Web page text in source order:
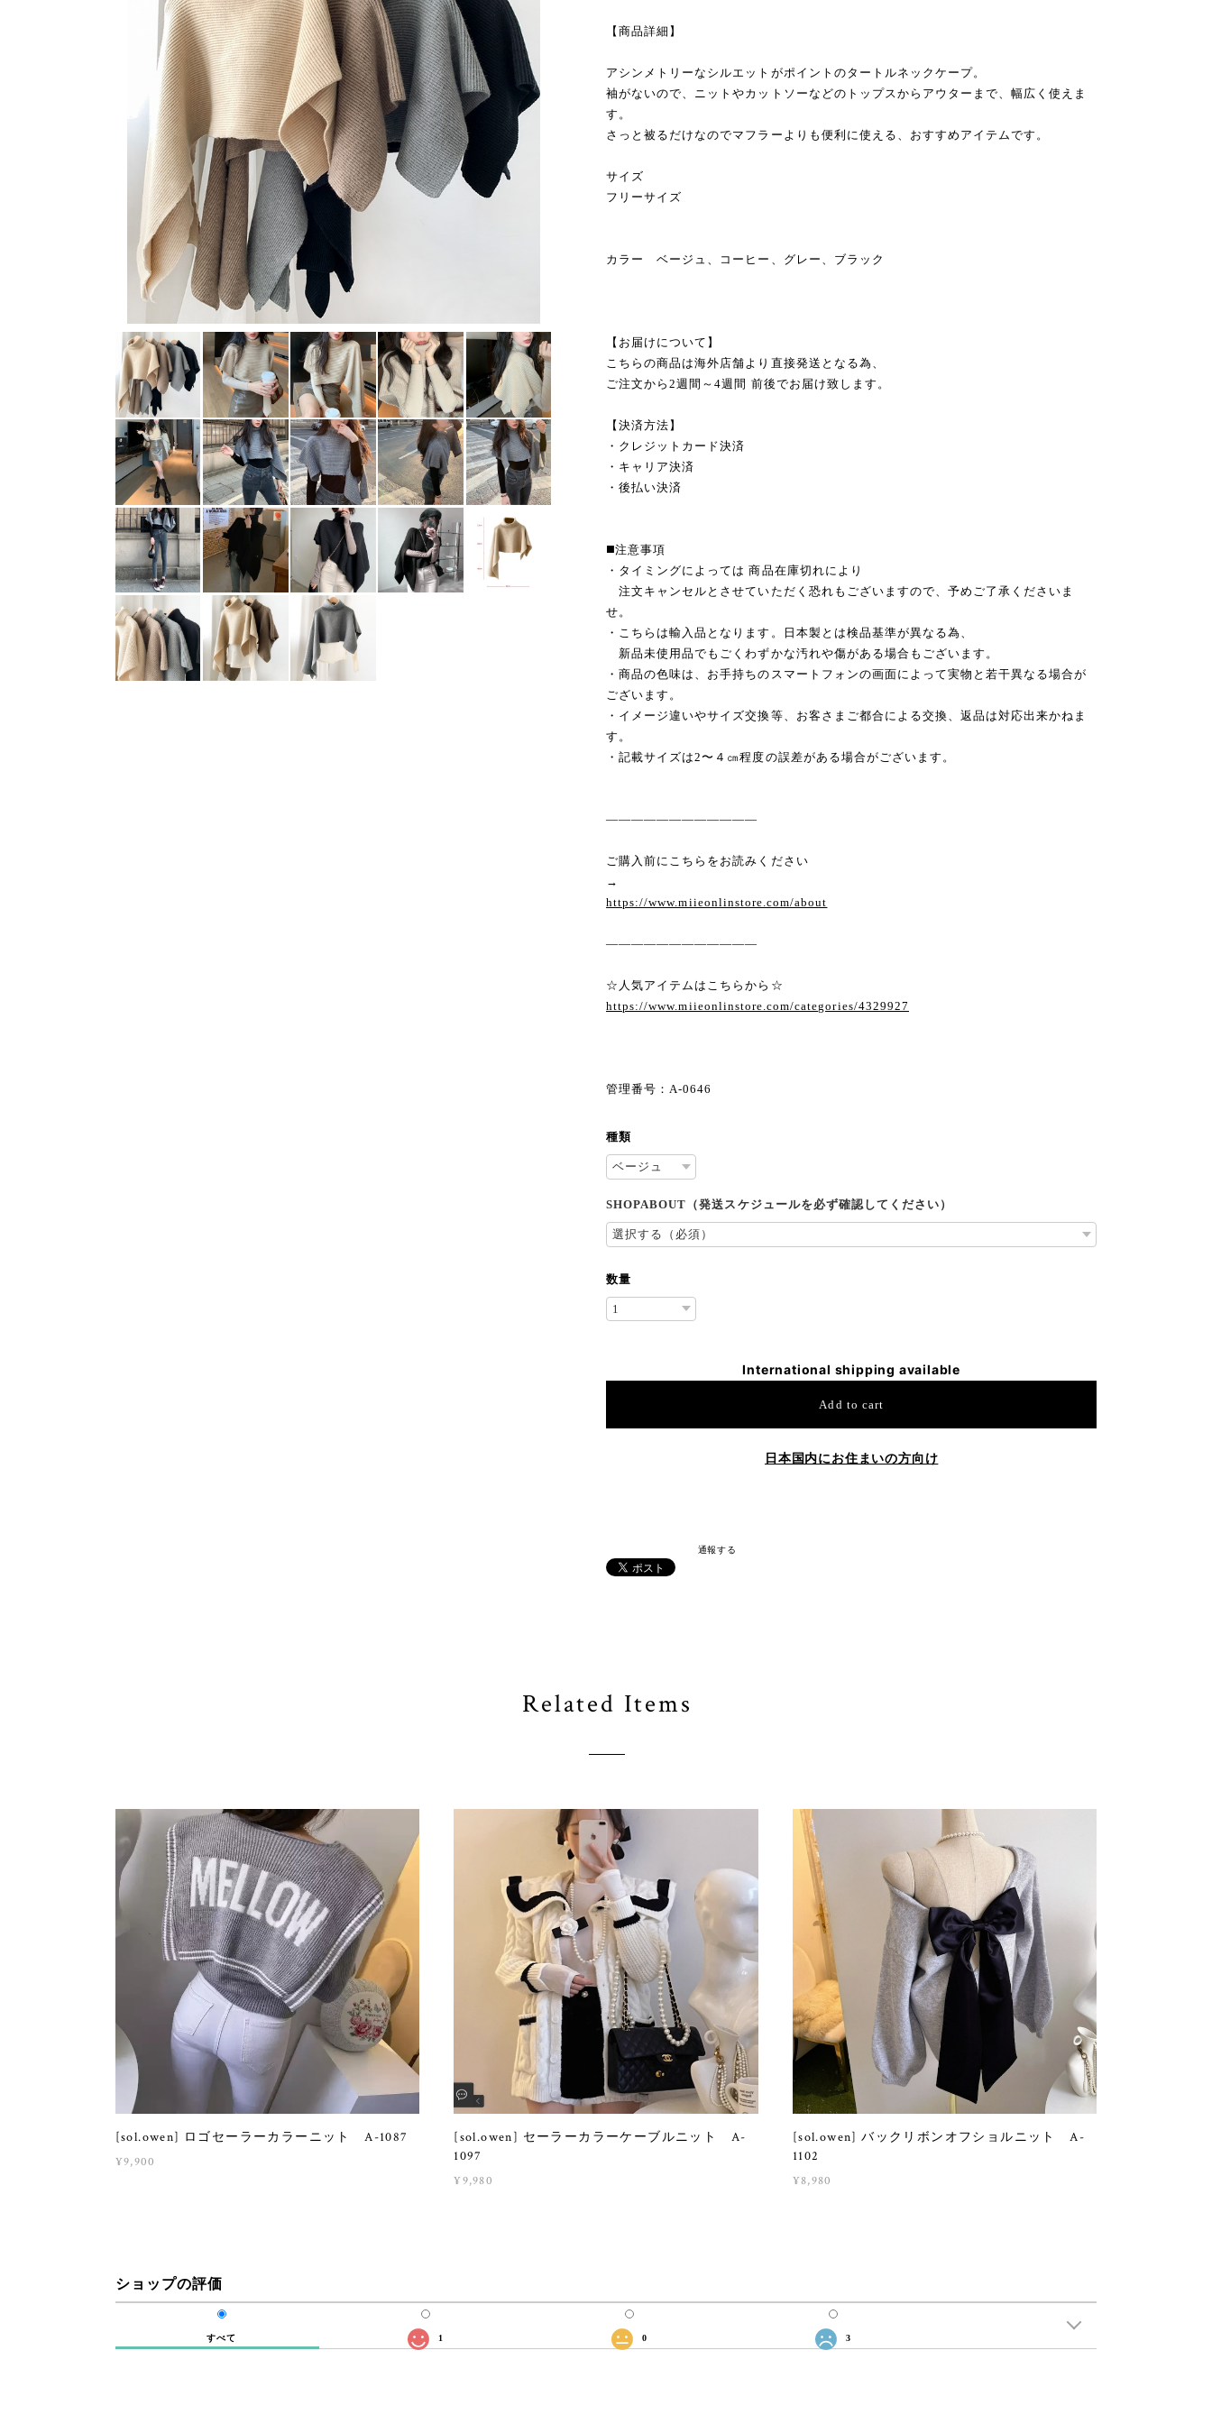
【商品詳細】
アシンメトリーなシルエットがポイントのタートルネックケープ。
袖がないので、ニットやカットソーなどのトップスからアウターまで、幅広く使えま
す。
さっと被るだけなのでマフラーよりも便利に使える、おすすめアイテムです。
サイズ
フリーサイズ
カラー ベージュ、コーヒー、グレー、ブラック
【お届けについて】
こちらの商品は海外店舗より直接発送となる為、
ご注文から2週間～4週間 前後でお届け致します。
【決済方法】
・クレジットカード決済
・キャリア決済
・後払い決済
◼️注意事項
・タイミングによっては 商品在庫切れにより
注文キャンセルとさせていただく恐れもございますので、予めご了承くださいま
せ。
・こちらは輸入品となります。日本製とは検品基準が異なる為、
新品未使用品でもごくわずかな汚れや傷がある場合もございます。
・商品の色味は、お手持ちのスマートフォンの画面によって実物と若干異なる場合が
ございます。
・イメージ違いやサイズ交換等、お客さまご都合による交換、返品は対応出来かねま
す。
・記載サイズは2〜４㎝程度の誤差がある場合がございます。
————————————
ご購入前にこちらをお読みください
→
https://www.miieonlinstore.com/about
————————————
☆人気アイテムはこちらから☆
https://www.miieonlinstore.com/categories/4329927
管理番号：A-0646
種類
SHOPABOUT（発送スケジュールを必ず確認してください）
数量
International shipping available
Add to cart
日本国内にお住まいの方向け
通報する
Related Items
[sol.owen] ロゴセーラーカラーニット A-1087
¥9,900
[sol.owen] セーラーカラーケーブルニット A-
1097
¥9,980
[sol.owen] バックリボンオフショルニット A-
1102
¥8,980
ショップの評価
すべて 1 0 3